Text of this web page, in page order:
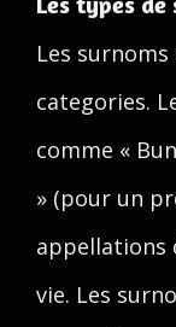
Les
categories.
comme «
» (pour un
appellations
vie. Les